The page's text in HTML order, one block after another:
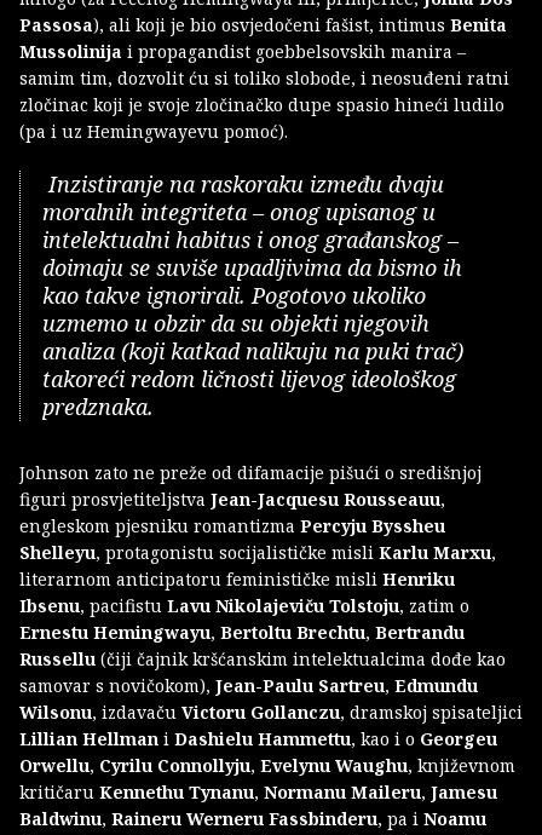
Passosa), ali koji je bio osvjedočeni fašist, intimus Benita
Mussolinija i propagandist goebbelsovskih manira –
samim tim, dozvolit ću si toliko slobode, i neosuđeni ratni
zločinac koji je svoje zločinačko dupe spasio hineći ludilo
(pa i uz Hemingwayevu pomoć).
Inzistiranje na raskoraku između dvaju
moralnih integriteta – onog upisanog u
intelektualni habitus i onog građanskog –
doimaju se suviše upadljivima da bismo ih
kao takve ignorirali. Pogotovo ukoliko
uzmemo u obzir da su objekti njegovih
analiza (koji katkad nalikuju na puki trač)
takoreći redom ličnosti lijevog ideološkog
predznaka.
Johnson zato ne preže od difamacije pišući o središnjoj
figuri prosvjetiteljstva Jean-Jacquesu Rousseauu,
engleskom pjesniku romantizma Percyju Byssheu
Shelleyu, protagonistu socijalističke misli Karlu Marxu,
literarnom anticipatoru feminističke misli Henriku
Ibsenu, pacifistu Lavu Nikolajeviču Tolstoju, zatim o
Ernestu Hemingwayu, Bertoltu Brechtu, Bertrandu
Russellu (čiji čajnik kršćanskim intelektualcima dođe kao
samovar s novičokom), Jean-Paulu Sartreu, Edmundu
Wilsonu, izdavaču Victoru Gollanczu, dramskoj spisateljici
Lillian Hellman i Dashielu Hammettu, kao i o Georgeu
Orwellu, Cyrilu Connollyju, Evelynu Waughu, književnom
kritičaru Kennethu Tynanu, Normanu Maileru, Jamesu
Baldwinu, Raineru Werneru Fassbinderu, pa i Noamu